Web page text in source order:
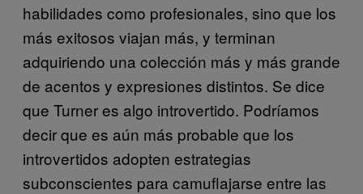
habilidades como profesionales, sino que los
más exitosos viajan más, y terminan
adquiriendo una colección más y más grande
de acentos y expresiones distintos. Se dice
que Turner es algo introvertido. Podríamos
decir que es aún más probable que los
introvertidos adopten estrategias
subconscientes para camuflajarse entre las